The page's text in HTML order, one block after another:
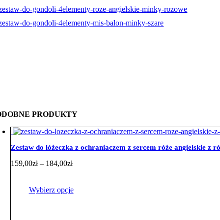
PRODUKTY
Zestaw do łóżeczka z ochraniaczem z sercem róże angielskie z
159,00zł – 184,00złZakres
159,00zł
Wybierz opcje